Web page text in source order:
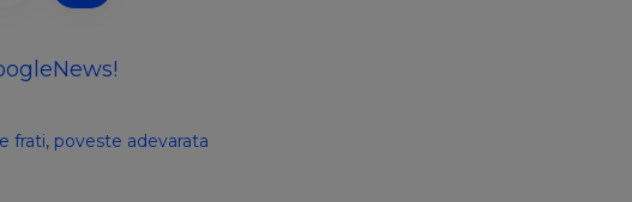
frati, poveste adevarata